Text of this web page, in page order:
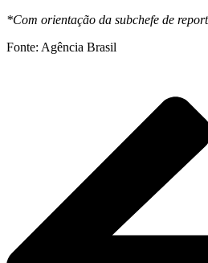
*Com orientação da subchefe de
Fonte: Agência Brasil